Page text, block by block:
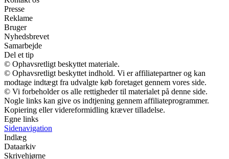
Presse
Reklame
Bruger
Nyhedsbrevet
Samarbejde
Del et tip
© Ophavsretligt beskyttet materiale.
© Ophavsretligt beskyttet indhold. Vi er affiliatepartner og kan
modtage indtægt fra udvalgte køb foretaget gennem vores side.
© Vi forbeholder os alle rettigheder til materialet på denne side.
Nogle links kan give os indtjening gennem affiliateprogrammer.
Kopiering eller videreformidling kræver tilladelse.
Egne links
Sidenavigation
Indlæg
Dataarkiv
Skrivehjørne